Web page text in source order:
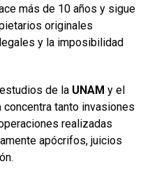
más de 10 años y sigue
originales
y la imposibilidad
de la UNAM y el
concentra tanto invasiones
realizadas
apócrifos, juicios